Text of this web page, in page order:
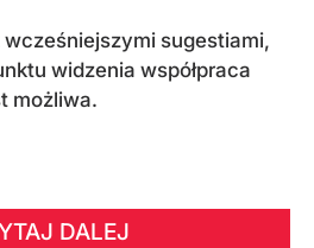
wcześniejszymi sugestiami,
widzenia współpraca
możliwa.
DALEJ